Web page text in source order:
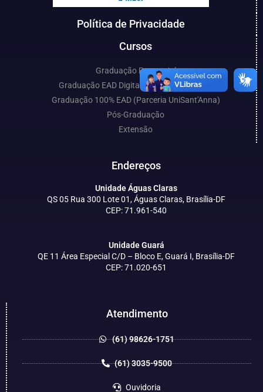
Política de Privacidade
Cursos
Graduação Presencial
Graduação EAD Digital (Parceria UniCESP)
Graduação 100% EAD (Parceria UniSant'Anna)
Pós-Graduação
Extensão
Endereços
Unidade Águas Claras
QS 05 Rua 300 Lote 01, Águas Claras, Brasília-DF
CEP: 71.961-540
Unidade Guará
QE 11 Área Especial C/D – Bloco E, Guará I, Brasília-DF
CEP: 71.020-651
Atendimento
(61) 98626-1751
(61) 3035-9500
Ouvidoria